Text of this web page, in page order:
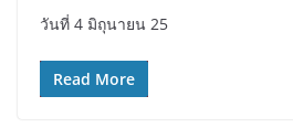
วันที่ 4 มิถุนายน 25
Read More